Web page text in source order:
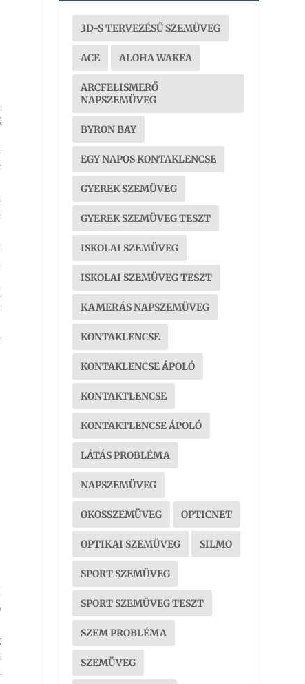
3D-S TERVEZÉSŰ SZEMÜVEG
ACE ALOHA WAKEA
ARCFELISMERŐ
NAPSZEMÜVEG
BYRON BAY
EGY NAPOS KONTAKLENCSE
GYEREK SZEMÜVEG
GYEREK SZEMÜVEG TESZT
ISKOLAI SZEMÜVEG
ISKOLAI SZEMÜVEG TESZT
KAMERÁS NAPSZEMÜVEG
KONTAKLENCSE
KONTAKLENCSE ÁPOLÓ
KONTAKTLENCSE
KONTAKTLENCSE ÁPOLÓ
LÁTÁS PROBLÉMA
NAPSZEMÜVEG
OKOSSZEMÜVEG OPTICNET
OPTIKAI SZEMÜVEG SILMO
SPORT SZEMÜVEG
SPORT SZEMÜVEG TESZT
SZEM PROBLÉMA
SZEMÜVEG